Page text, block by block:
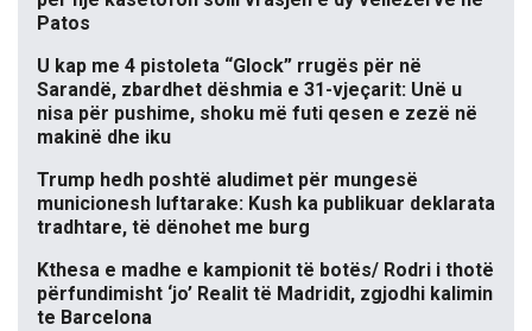
Patos
U kap me 4 pistoleta “Glock” rrugës për në
Sarandë, zbardhet dëshmia e 31-vjeçarit: Unë u
nisa për pushime, shoku më futi qesen e zezë në
makinë dhe iku
Trump hedh poshtë aludimet për mungesë
municionesh luftarake: Kush ka publikuar deklarata
tradhtare, të dënohet me burg
Kthesa e madhe e kampionit të botës/ Rodri i thotë
përfundimisht ‘jo’ Realit të Madridit, zgjodhi kalimin
te Barcelona